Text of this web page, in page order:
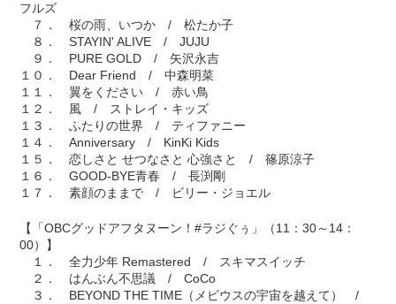
フルズ
７． 桜の雨、いつか / 松たか子
８． STAYIN' ALIVE / JUJU
９． PURE GOLD / 矢沢永吉
１０． Dear Friend / 中森明菜
１１． 翼をください / 赤い鳥
１２． 風 / ストレイ・キッズ
１３． ふたりの世界 / ティファニー
１４． Anniversary / KinKi Kids
１５． 恋しさと せつなさと 心強さと / 篠原涼子
１６． GOOD-BYE青春 / 長渕剛
１７． 素顔のままで / ビリー・ジョエル
【「OBCグッドアフタヌーン！#ラジぐぅ」（11：30～14：
00）】
１． 全力少年 Remastered / スキマスイッチ
２． はんぶん不思議 / CoCo
３． BEYOND THE TIME（メビウスの宇宙を越えて） /